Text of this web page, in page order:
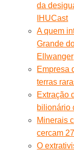
da
IHUCast
A quem
Grande
Ellwanger
Empresa
terras
Extração
bilionário
Minerais
cercam
O